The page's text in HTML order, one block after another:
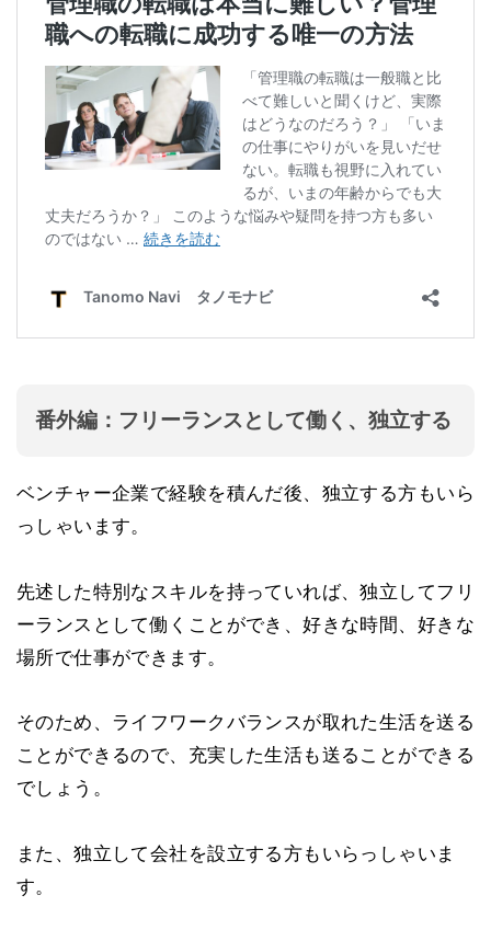
番外編：フリーランスとして働く、独立する
ベンチャー企業で経験を積んだ後、独立する方もいら
っしゃいます。
先述した特別なスキルを持っていれば、独立してフリ
ーランスとして働くことができ、好きな時間、好きな
場所で仕事ができます。
そのため、ライフワークバランスが取れた生活を送る
ことができるので、充実した生活も送ることができる
でしょう。
また、独立して会社を設立する方もいらっしゃいま
す。